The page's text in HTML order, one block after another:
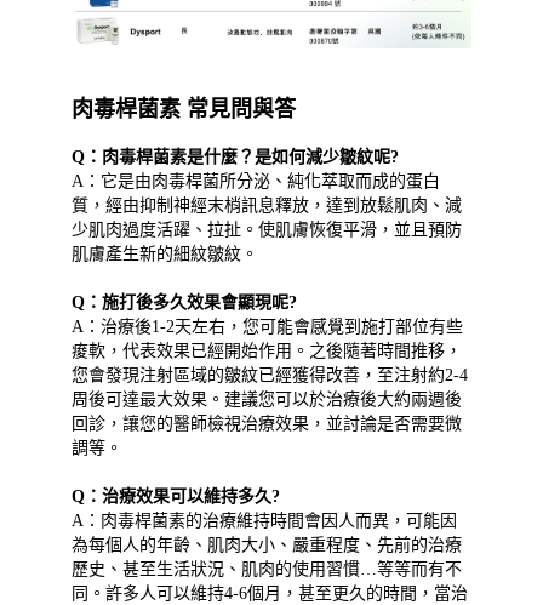
肉毒桿菌素 常見問與答
Q：肉毒桿菌素是什麼？是如何減少皺紋呢?
A：它是由肉毒桿菌所分泌、純化萃取而成的蛋白
質，經由抑制神經末梢訊息釋放，達到放鬆肌肉、減
少肌肉過度活躍、拉扯。使肌膚恢復平滑，並且預防
肌膚產生新的細紋皺紋。
Q：施打後多久效果會顯現呢?
A：治療後1-2天左右，您可能會感覺到施打部位有些
痠軟，代表效果已經開始作用。之後隨著時間推移，
您會發現注射區域的皺紋已經獲得改善，至注射約2-4
周後可達最大效果。建議您可以於治療後大約兩週後
回診，讓您的醫師檢視治療效果，並討論是否需要微
調等。
Q：治療效果可以維持多久?
A：肉毒桿菌素的治療維持時間會因人而異，可能因
為每個人的年齡、肌肉大小、嚴重程度、先前的治療
歷史、甚至生活狀況、肌肉的使用習慣…等等而有不
同。許多人可以維持4-6個月，甚至更久的時間，當治